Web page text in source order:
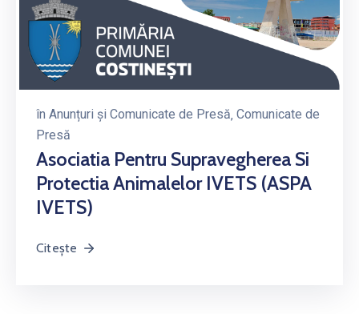
în Anunțuri și Comunicate de Presă‚ Comunicate de
Presă
Asociatia Pentru Supravegherea Si
Protectia Animalelor IVETS (ASPA
IVETS)
Citește